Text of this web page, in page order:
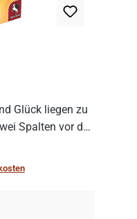
Glück liegen zu
Spalten vor den
Höhe zu treiben
nur, solange man